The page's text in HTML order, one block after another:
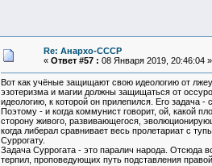
Re: Анархо-СССР
« Ответ #57 : 08 Января 2019, 20:46:04 »
Вот как учёные защищают свою идеологию от
эзотеризма и магии должны защищаться от
идеологию, к которой он прилепился. Его задача
Поэтому - и когда коммунист говорит, ой, какой
сторону живого, развивающегося,
когда либерал сравнивает весь пролетариат с
Суррогату.
Задача Суррогата - это паралич народа. Отсюда
терпил, проповедующих путь подставления